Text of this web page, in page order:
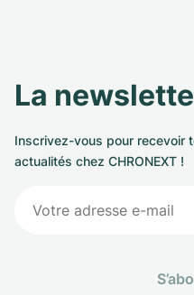
La
Inscrivez-vous pour recevoir
actualités chez CHRONEXT !